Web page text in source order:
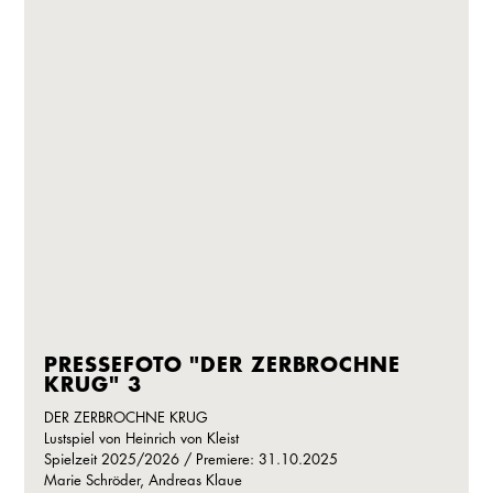
PRESSEFOTO "DER ZERBROCHNE
KRUG" 3
DER ZERBROCHNE KRUG
Lustspiel von Heinrich von Kleist
Spielzeit 2025/2026 / Premiere: 31.10.2025
Marie Schröder, Andreas Klaue